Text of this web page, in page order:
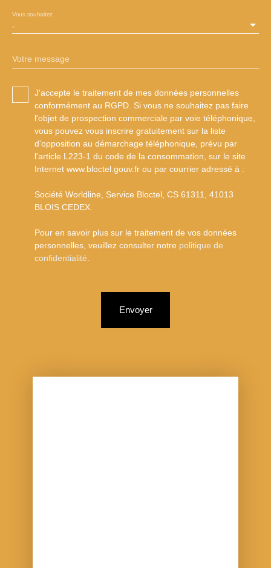
-
Vous souhaitez
Votre message
J'accepte le traitement de mes données personnelles
conformément au RGPD. Si vous ne souhaitez pas faire
l'objet de prospection commerciale par voie téléphonique,
vous pouvez vous inscrire gratuitement sur la liste
d'opposition au démarchage téléphonique, prévu par
l'article L223-1 du code de la consommation, sur le site
Internet www.bloctel.gouv.fr ou par courrier adressé à :
Société Worldline, Service Bloctel, CS 61311, 41013
BLOIS CEDEX.
Pour en savoir plus sur le traitement de vos données
personnelles, veuillez consulter notre politique de
confidentialité.
Envoyer